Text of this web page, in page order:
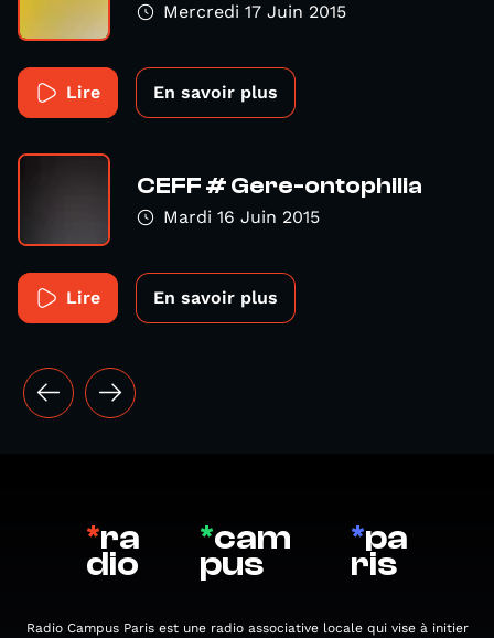
Mercredi 17 Juin 2015
Lire En savoir plus
CEFF # Gere-ontophilia
Mardi 16 Juin 2015
Lire En savoir plus
*ra
dio
*cam
pus
*pa
ris
Radio Campus Paris est une radio associative locale qui vise à initier